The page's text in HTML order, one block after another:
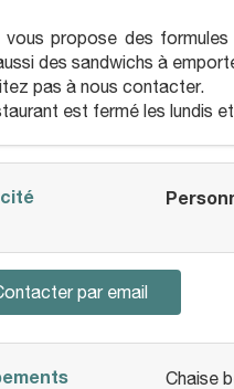
vous propose des
des sandwichs à
pas à nous contacter.
est fermé les lundis
par email
Chaise